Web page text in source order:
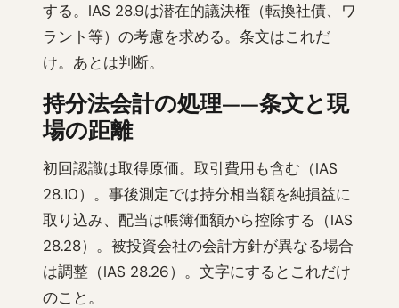
する。IAS 28.9は潜在的議決権（転換社債、ワ
ラント等）の考慮を求める。条文はこれだ
け。あとは判断。
持分法会計の処理——条文と現
場の距離
初回認識は取得原価。取引費用も含む（IAS
28.10）。事後測定では持分相当額を純損益に
取り込み、配当は帳簿価額から控除する（IAS
28.28）。被投資会社の会計方針が異なる場合
は調整（IAS 28.26）。文字にするとこれだけ
のこと。